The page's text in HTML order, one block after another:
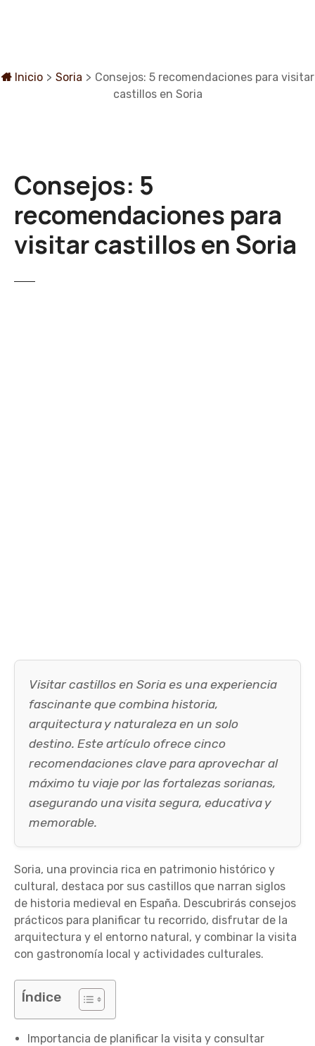
a Inicio > Soria > Consejos: 5 recomendaciones para visitar
castillos en Soria
Consejos: 5
recomendaciones para
visitar castillos en Soria
Visitar castillos en Soria es una experiencia
fascinante que combina historia,
arquitectura y naturaleza en un solo
destino. Este artículo ofrece cinco
recomendaciones clave para aprovechar al
máximo tu viaje por las fortalezas sorianas,
asegurando una visita segura, educativa y
memorable.
Soria, una provincia rica en patrimonio histórico y
cultural, destaca por sus castillos que narran siglos
de historia medieval en España. Descubrirás consejos
prácticos para planificar tu recorrido, disfrutar de la
arquitectura y el entorno natural, y combinar la visita
con gastronomía local y actividades culturales.
Índice
Importancia de planificar la visita y consultar